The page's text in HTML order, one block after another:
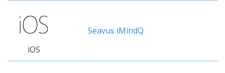
iOS
Seavus iMindQ